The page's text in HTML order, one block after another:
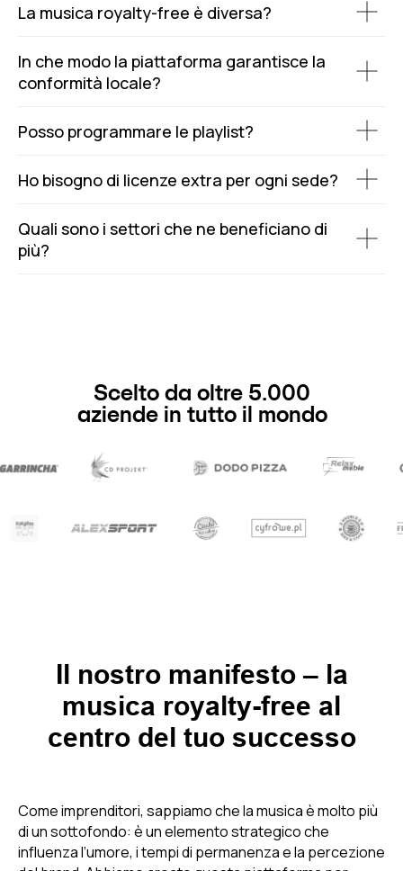
La musica royalty-free è diversa?
In che modo la piattaforma garantisce la
conformità locale?
Posso programmare le playlist?
Ho bisogno di licenze extra per ogni sede?
Quali sono i settori che ne beneficiano di
più?
Scelto da oltre 5.000
aziende in tutto il mondo
Il nostro manifesto – la
musica royalty-free al
centro del tuo successo
Come imprenditori, sappiamo che la musica è molto più
di un sottofondo: è un elemento strategico che
influenza l’umore, i tempi di permanenza e la percezione